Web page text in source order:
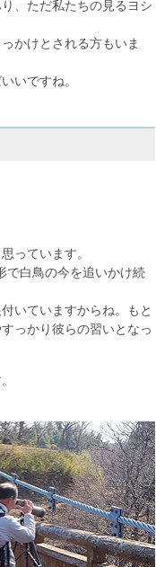
、ただ私たちの見るヨシ
かけとされる方もいま
いですね。
っています。
で白鳥の今を追いかけ続
いていますからね。もと
っかり彼らの習いとなっ